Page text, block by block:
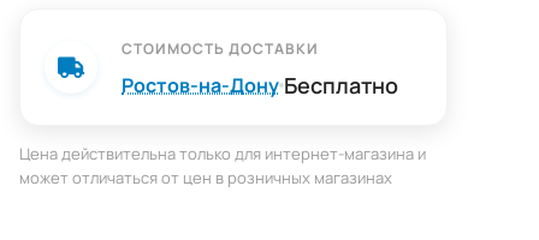
СТОИМОСТЬ ДОСТАВКИ
Ростов-на-Дону Бесплатно
Цена действительна только для интернет-магазина и
может отличаться от цен в розничных магазинах